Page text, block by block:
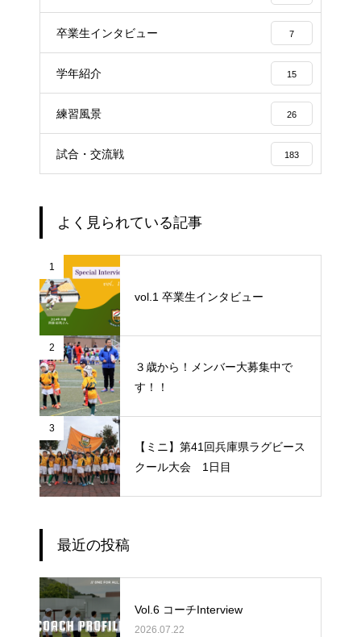
卒業生インタビュー 7
学年紹介 15
練習風景 26
試合・交流戦 183
よく見られている記事
1
vol.1 卒業生インタビュー
2
３歳から！メンバー大募集中で
す！！
3
【ミニ】第41回兵庫県ラグビース
クール大会 1日目
最近の投稿
Vol.6 コーチInterview
2026.07.22